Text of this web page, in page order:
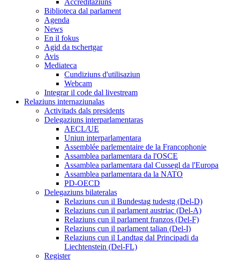
Accreditaziuns
Biblioteca dal parlament
Agenda
News
En il fokus
Agid da tschertgar
Avis
Mediateca
Cundiziuns d'utilisaziun
Webcam
Integrar il code dal livestream
Relaziuns internaziunalas
Activitads dals presidents
Delegaziuns interparlamentaras
AECL/UE
Uniun interparlamentara
Assemblée parlementaire de la Francophonie
Assamblea parlamentara da l'OSCE
Assamblea parlamentara dal Cussegl da l'Europa
Assamblea parlamentara da la NATO
PD-OECD
Delegaziuns bilateralas
Relaziuns cun il Bundestag tudestg (Del-D)
Relaziuns cun il parlament austriac (Del-A)
Relaziuns cun il parlament franzos (Del-F)
Relaziuns cun il parlament talian (Del-I)
Relaziuns cun il Landtag dal Principadi da
Liechtenstein (Del-FL)
Register